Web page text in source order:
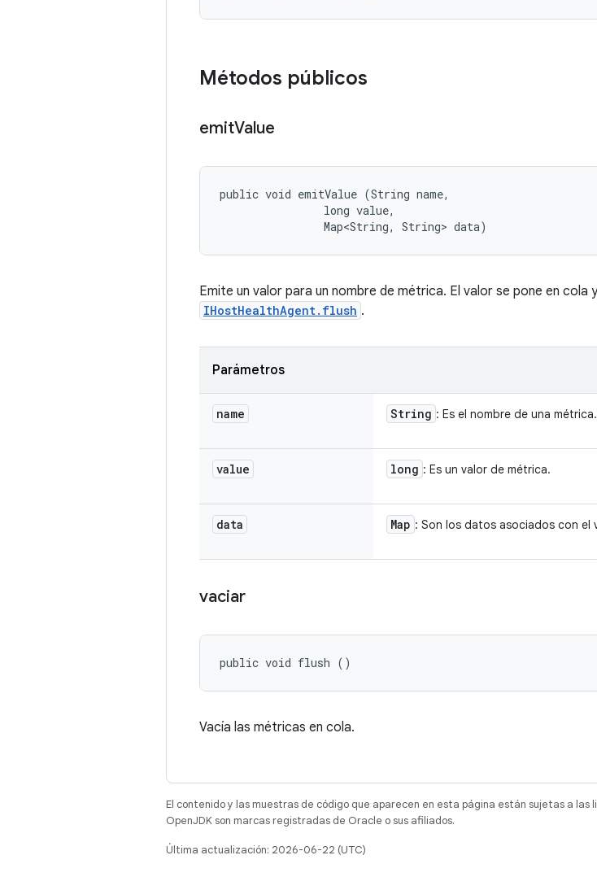
Métodos públicos
emitValue
public void emitValue (String name,
                long value,
                Map<String, String> data)
Emite un valor para un nombre de métrica. El valor se pone en cola
IHostHealthAgent.flush .
Parámetros
name String : Es el nombre de una métrica.
value long : Es un valor de métrica.
data Map : Son los datos asociados con el
vaciar
public void flush ()
Vacía las métricas en cola.
El contenido y las muestras de código que aparecen en esta página están sujetas a las
OpenJDK son marcas registradas de Oracle o sus afiliados.
Última actualización: 2026-06-22 (UTC)